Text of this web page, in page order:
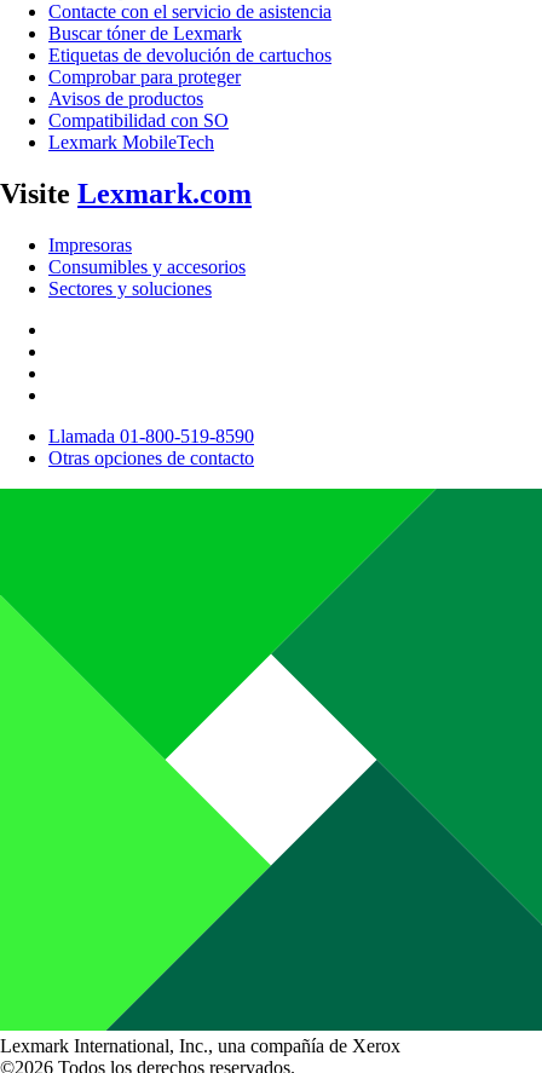
Contacte con el servicio de asistencia
Buscar tóner de Lexmark
Etiquetas de devolución de cartuchos
Comprobar para proteger
Avisos de productos
Compatibilidad con SO
Lexmark MobileTech
Visite Lexmark.com
Impresoras
Consumibles y accesorios
Sectores y soluciones
Llamada 01-800-519-8590
Otras opciones de contacto
Lexmark International, Inc., una compañía de Xerox
©2026 Todos los derechos reservados.